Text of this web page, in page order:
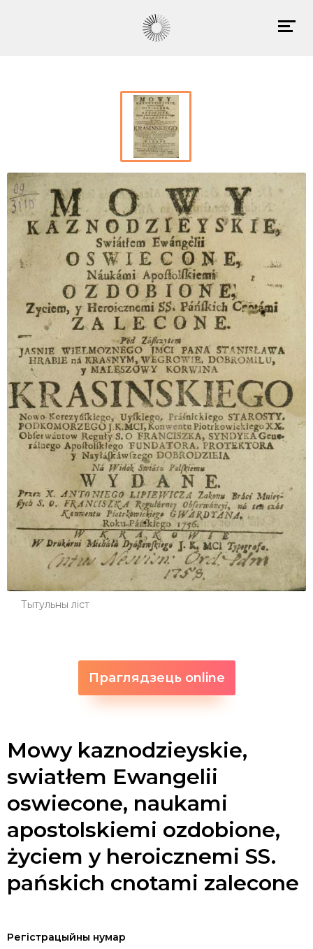
Тытульны ліст
Праглядзець online
Mowy kaznodzieyskie,
swiatłem Ewangelii
oswiecone, naukami
apostolskiemi ozdobione,
życiem y heroicznemi SS.
pańskich cnotami zalecone
Регістрацыйны нумар